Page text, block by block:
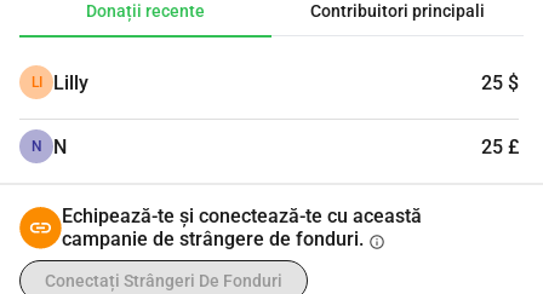
Donații recente Contribuitori principali
LI Lilly 25 $
N N 25 £
Echipează-te și conectează-te cu această
campanie de strângere de fonduri. info
Conectați Strângeri De Fonduri